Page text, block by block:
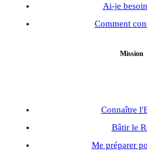
Ai-je
Comment
Mission
Connaître
Bâtir le
Me préparer